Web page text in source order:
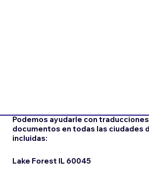
Podemos ayudarle con
documentos en todas las ciudades
incluidas:
Lake Forest IL 60045